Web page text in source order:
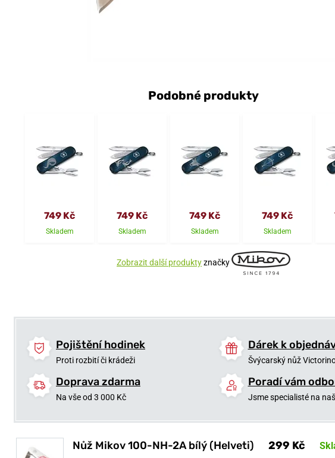
Podobné produkty
749 Kč
Skladem
749 Kč
Skladem
749 Kč
Skladem
749 Kč
Skladem
Zobrazit další produktyznačky
Pojištění hodinek
Proti rozbití či krádeži
Dárek k
Švýcarský nůž
Doprava zdarma
Na vše od 3 000 Kč
Poradí vám
Jsme specialisté na
Nůž Mikov 100-NH-2A bílý (Helveti) 299 Kč